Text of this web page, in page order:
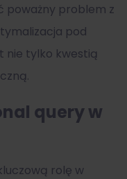
poważny problem z
pod
nie tylko kwestią
query w
rolę w